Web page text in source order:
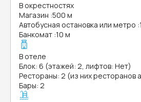
В окрестностях
Магазин :500 м
Автобусная остановка или метро :
Банкомат :10 м
В отеле
Блок: 6 (этажей: 2, лифтов: Нет)
Рестораны: 2 (из них ресторанов
Бары: 2